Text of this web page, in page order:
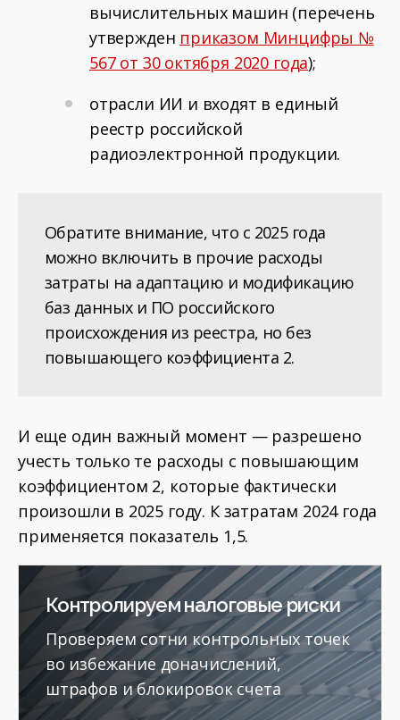
вычислительных машин (перечень
утвержден приказом Минцифры №
567 от 30 октября 2020 года);
отрасли ИИ и входят в единый
реестр российской
радиоэлектронной продукции.
Обратите внимание, что с 2025 года
можно включить в прочие расходы
затраты на адаптацию и модификацию
баз данных и ПО российского
происхождения из реестра, но без
повышающего коэффициента 2.
И еще один важный момент — разрешено
учесть только те расходы с повышающим
коэффициентом 2, которые фактически
произошли в 2025 году. К затратам 2024 года
применяется показатель 1,5.
Контролируем налоговые риски
Проверяем сотни контрольных точек
во избежание доначислений,
штрафов и блокировок счета